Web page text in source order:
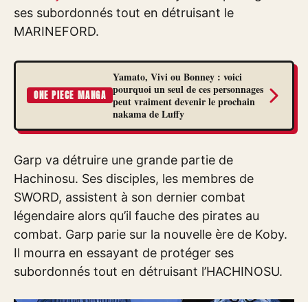
ses subordonnés tout en détruisant le
MARINEFORD.
ONE PIECE MANGA
Yamato, Vivi ou Bonney : voici
pourquoi un seul de ces personnages
peut vraiment devenir le prochain
nakama de Luffy
Garp va détruire une grande partie de
Hachinosu. Ses disciples, les membres de
SWORD, assistent à son dernier combat
légendaire alors qu’il fauche des pirates au
combat. Garp parie sur la nouvelle ère de Koby.
Il mourra en essayant de protéger ses
subordonnés tout en détruisant l’HACHINOSU.